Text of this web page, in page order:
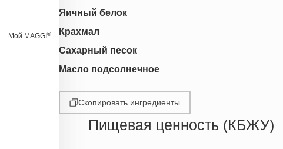
Мой MAGGI ®
Яичный белок
Крахмал
Сахарный песок
Масло подсолнечное
Скопировать ингредиенты
Пищевая ценность (КБЖУ)